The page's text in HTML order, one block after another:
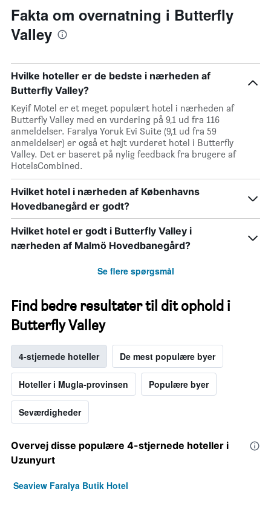
Fakta om overnatning i Butterfly
Valley
Hvilke hoteller er de bedste i nærheden af
Butterfly Valley?
Keyif Motel er et meget populært hotel i nærheden af
Butterfly Valley med en vurdering på 9,1 ud fra 116
anmeldelser. Faralya Yoruk Evi Suite (9,1 ud fra 59
anmeldelser) er også et højt vurderet hotel i Butterfly
Valley. Det er baseret på nylig feedback fra brugere af
HotelsCombined.
Hvilket hotel i nærheden af Københavns
Hovedbanegård er godt?
Hvilket hotel er godt i Butterfly Valley i
nærheden af Malmö Hovedbanegård?
Se flere spørgsmål
Find bedre resultater til dit ophold i
Butterfly Valley
4-stjernede hoteller De mest populære byer
Hoteller i Mugla-provinsen Populære byer
Seværdigheder
Overvej disse populære 4-stjernede hoteller i
Uzunyurt
Seaview Faralya Butik Hotel